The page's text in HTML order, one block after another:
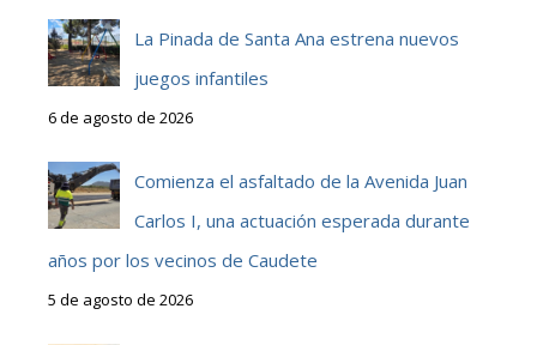
La Pinada de Santa Ana estrena nuevos
juegos infantiles
6 de agosto de 2026
Comienza el asfaltado de la Avenida Juan
Carlos I, una actuación esperada durante
años por los vecinos de Caudete
5 de agosto de 2026